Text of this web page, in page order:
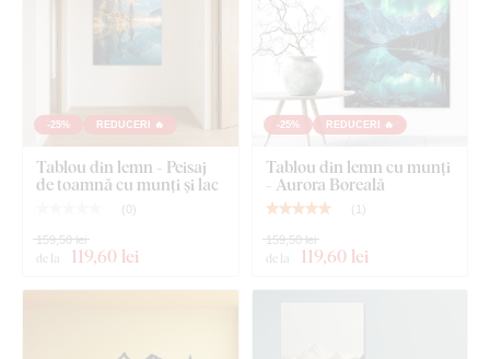
Cârlig(e) montat(e) în prealabil pe partea din spate a
tabloului
Instrucțiuni clare pentru montaj
-25% REDUCERI 🔥
Tablou din lemn - Peisaj
de toamnă cu munți și lac
( 0)
de la 119,60 lei
159,50 lei
-25% REDUCERI 🔥
Tablou din lemn cu munți
- Aurora Boreală
( 1 )
de la 119,60 lei
159,50 lei